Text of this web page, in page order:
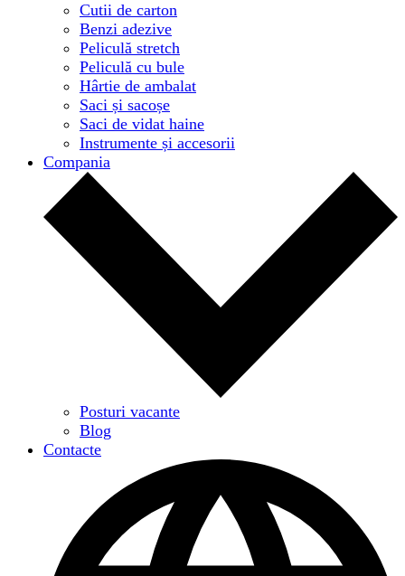
Cutii de carton
Benzi adezive
Peliculă stretch
Peliculă cu bule
Hârtie de ambalat
Saci și sacoșe
Saci de vidat haine
Instrumente și accesorii
Compania
Posturi vacante
Blog
Contacte